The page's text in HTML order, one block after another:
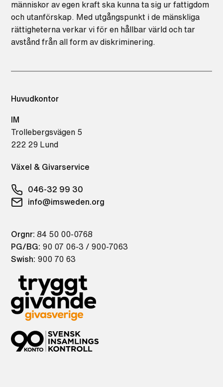
människor av egen kraft ska kunna ta sig ur fattigdom
och utanförskap. Med utgångspunkt i de mänskliga
rättigheterna verkar vi för en hållbar värld och tar
avstånd från all form av diskriminering.
Huvudkontor
IM
Trollebergsvägen 5
222 29 Lund
Växel & Givarservice
046-32 99 30
info@imsweden.org
Orgnr: 84 50 00-0768
PG/BG: 90 07 06-3 / 900-7063
Swish: 900 70 63